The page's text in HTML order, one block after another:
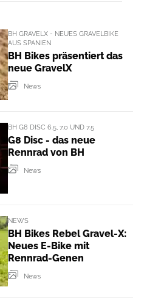
BH GRAVELX - NEUES GRAVELBIKE
AUS SPANIEN
BH Bikes präsentiert das
neue GravelX
News
BH G8 DISC 6.5, 7.0 UND 7.5
G8 Disc - das neue
Rennrad von BH
News
NEWS
BH Bikes Rebel Gravel-X:
Neues E-Bike mit
Rennrad-Genen
News